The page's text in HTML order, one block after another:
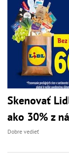
Skenovať
ako 30% z
Dobre vedieť